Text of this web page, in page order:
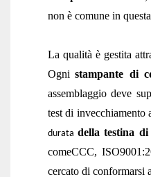
non è comune in
La qualità è gestita
Ogni stampante di
assemblaggio deve
test di invecchiamento
duratadella testina di
comeCCC,
cercato di conformarsi